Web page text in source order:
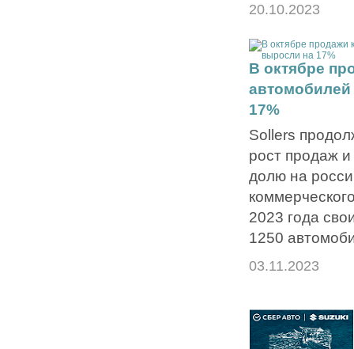
20.10.2023
В октябре
17%
Sollers
рост продаж
долю на
2023 года
1250
03.11.2023